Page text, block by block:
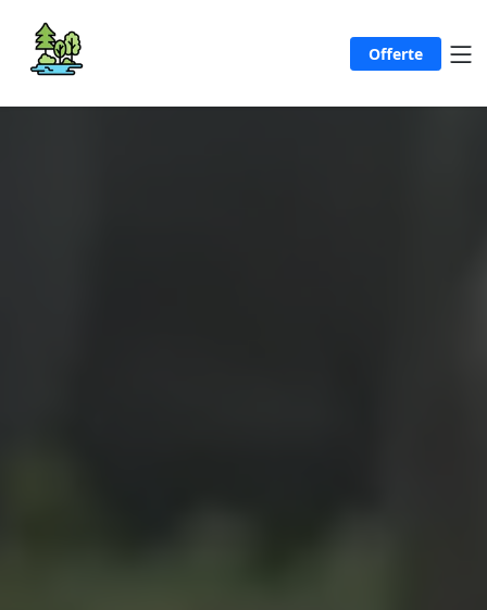
Offerte